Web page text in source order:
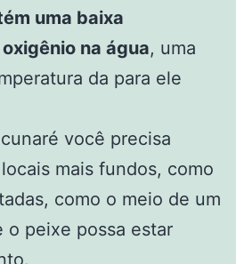
uma baixa
na água, uma
da para ele
você precisa
mais fundos, como
como o meio de um
o peixe possa estar